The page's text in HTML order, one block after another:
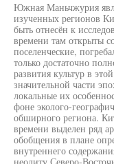
Южная Маньчжурия
изученных регионов
быть отнесён к
времени там открыты
поселенческие,
только достаточно
развития культур в
значительной части
локальные их
фоне эколого-
обширного региона.
времени выделен ряд
обобщения в плане
внутреннего